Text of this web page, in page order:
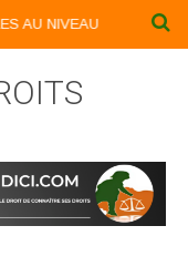
NIVEAU DU MENU